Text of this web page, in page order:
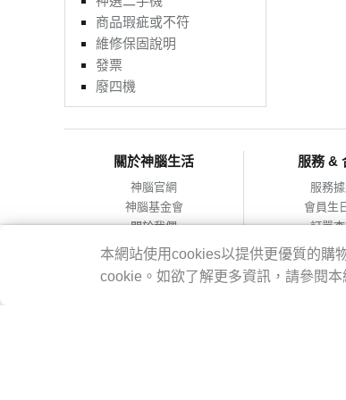
商品瑕疵或不符
維修保固說明
發票
廢四機
關於神腦生活
神腦官網
神腦基金會
關於我們
會員服務條款
隱私權政策
網站導覽
服務 &
服務
會員生
訂單
合作
本網站使用cookies以提供更優質的購
cookie。如欲了解更多資訊，請參閱本